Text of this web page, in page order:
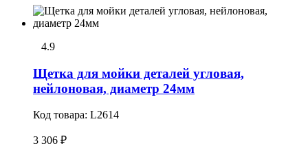
4.9
Щетка для мойки деталей угловая,
нейлоновая, диаметр 24мм
Код товара: L2614
3 306 ₽